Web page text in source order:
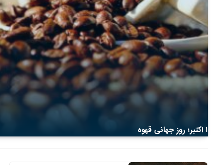
۱ اکتبر؛ روز جهانی قهوه